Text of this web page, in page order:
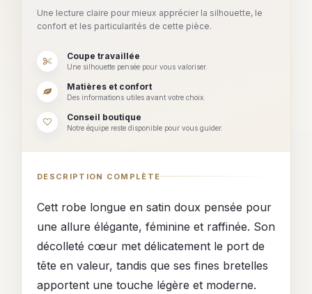
Une lecture claire pour mieux apprécier la silhouette, le
confort et les particularités de cette pièce.
Coupe travaillée
Une silhouette pensée pour vous valoriser.
Matières et confort
Des informations utiles avant votre choix.
Conseil boutique
Notre équipe reste disponible pour vous guider.
DESCRIPTION COMPLÈTE
Cett robe longue en satin doux pensée pour
une allure élégante, féminine et raffinée. Son
décolleté cœur met délicatement le port de
tête en valeur, tandis que ses fines bretelles
apportent une touche légère et moderne.